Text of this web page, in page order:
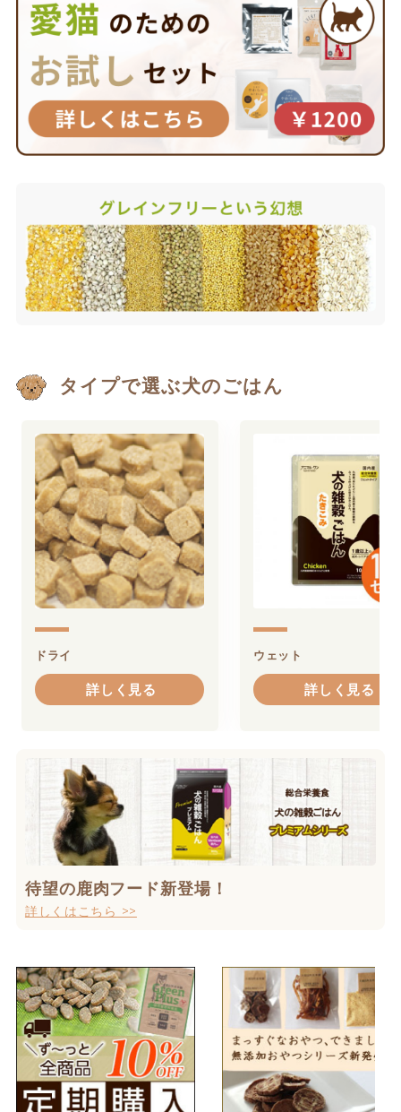
タイプで選ぶ犬のごはん
ドライ
詳しく見る
ウェット
詳しく見る
待望の鹿肉フード新登場！
詳しくはこちら >>